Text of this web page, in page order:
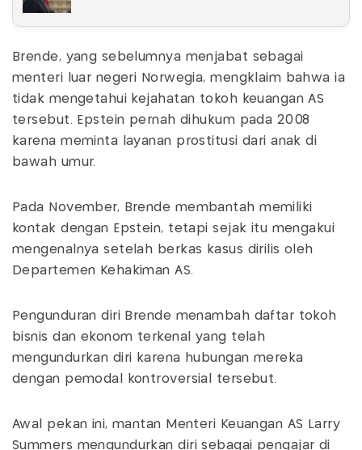
Brende, yang sebelumnya menjabat sebagai
menteri luar negeri Norwegia, mengklaim bahwa ia
tidak mengetahui kejahatan tokoh keuangan AS
tersebut. Epstein pernah dihukum pada 2008
karena meminta layanan prostitusi dari anak di
bawah umur.
Pada November, Brende membantah memiliki
kontak dengan Epstein, tetapi sejak itu mengakui
mengenalnya setelah berkas kasus dirilis oleh
Departemen Kehakiman AS.
Pengunduran diri Brende menambah daftar tokoh
bisnis dan ekonom terkenal yang telah
mengundurkan diri karena hubungan mereka
dengan pemodal kontroversial tersebut.
Awal pekan ini, mantan Menteri Keuangan AS Larry
Summers mengundurkan diri sebagai pengajar di